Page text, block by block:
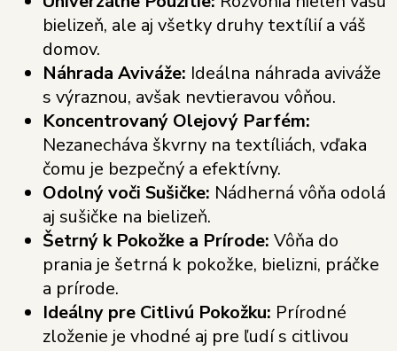
bielizeň, ale aj všetky druhy textílií a váš
domov.
Náhrada Aviváže: Ideálna náhrada aviváže
s výraznou, avšak nevtieravou vôňou.
Koncentrovaný Olejový Parfém:
Nezanecháva škvrny na textíliách, vďaka
čomu je bezpečný a efektívny.
Odolný voči Sušičke: Nádherná vôňa odolá
aj sušičke na bielizeň.
Šetrný k Pokožke a Prírode: Vôňa do
prania je šetrná k pokožke, bielizni, práčke
a prírode.
Ideálny pre Citlivú Pokožku: Prírodné
zloženie je vhodné aj pre ľudí s citlivou